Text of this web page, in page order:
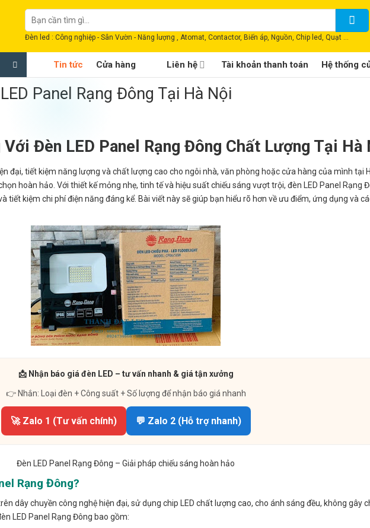
Tìm
kiếm:
Đèn led : Công nghiệp - Sân Vườn - Năng lượng , Atomat, Contactor, Biến áp, Nguồn, Chip led, Quạt ...
Tin tức Cửa hàng Liên hệ Tài khoản thanh toán Hệ thống
Panel Rạng Đông Tại Hà Nội
Với Đèn LED Panel Rạng Đông Chất Lượng Tại Hà
đại, tiết kiệm năng lượng và chất lượng cao cho ngôi nhà, văn phòng hoặc cửa hàng của mình tại
hoàn hảo. Với thiết kế mỏng nhẹ, tinh tế và hiệu suất chiếu sáng vượt trội, đèn LED Panel Rạng
tiết kiệm chi phí điện năng đáng kể. Bài viết này sẽ giúp bạn hiểu rõ hơn về ưu điểm, ứng dụng và
📩 Nhận báo giá đèn LED – tư vấn nhanh & giá tận xưởng
👉 Nhắn: Loại đèn + Công suất + Số lượng để nhận báo giá nhanh
🚀 Zalo 1 (Tư vấn chính) 💬 Zalo 2 (Hỗ trợ nhanh)
Đèn LED Panel Rạng Đông – Giải pháp chiếu sáng hoàn hảo
Rạng Đông?
dây chuyền công nghệ hiện đại, sử dụng chip LED chất lượng cao, cho ánh sáng đều, không gây
LED Panel Rạng Đông bao gồm: